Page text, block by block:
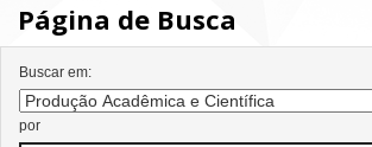
Página de Busca
Buscar em:
por